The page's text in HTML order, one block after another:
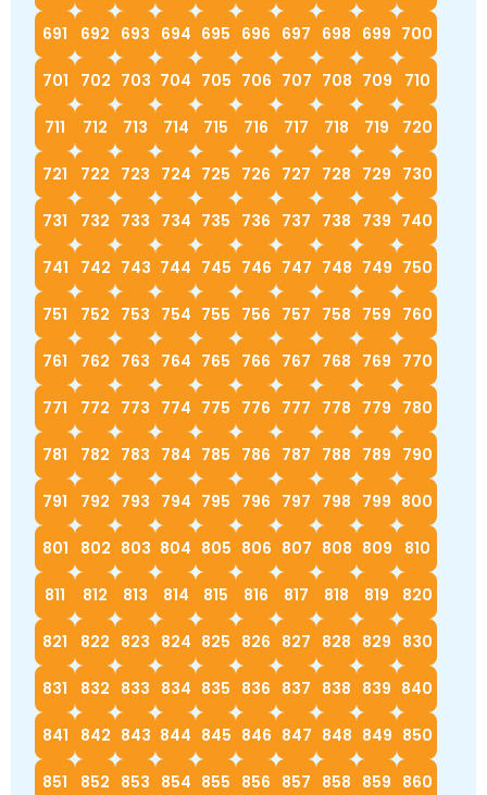
691 692 693 694 695 696 697 698 699 700
701 702 703 704 705 706 707 708 709 710
711 712 713 714 715 716 717 718 719 720
721 722 723 724 725 726 727 728 729 730
731 732 733 734 735 736 737 738 739 740
741 742 743 744 745 746 747 748 749 750
751 752 753 754 755 756 757 758 759 760
761 762 763 764 765 766 767 768 769 770
771 772 773 774 775 776 777 778 779 780
781 782 783 784 785 786 787 788 789 790
791 792 793 794 795 796 797 798 799 800
801 802 803 804 805 806 807 808 809 810
811 812 813 814 815 816 817 818 819 820
821 822 823 824 825 826 827 828 829 830
831 832 833 834 835 836 837 838 839 840
841 842 843 844 845 846 847 848 849 850
851 852 853 854 855 856 857 858 859 860